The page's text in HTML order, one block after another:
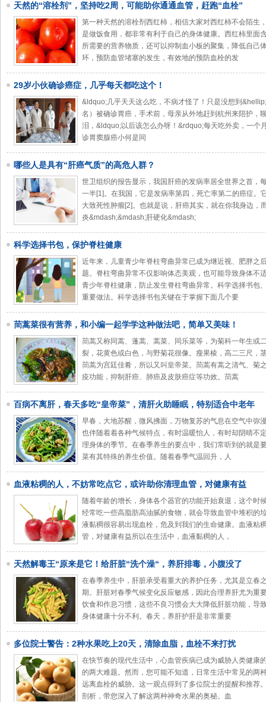
天然的“溶栓剂”，坚持吃2周，可能助你通通血管，赶跑“血栓”
第一种天然的溶栓剂西红柿，相信大家对西红柿不会陌生
是做饭食用，都非常有利于自己的身体健康。西红柿里面
所需要的营养物质，还可以抑制血小板的聚集，降低自己
环，预防血管堵塞的发生，有效地的预防血栓的发
29岁小伙确诊癌症，几乎每天都吃这个！
&ldquo;几乎天天这么吃，不病才怪了！只是没想到
名）被确诊胃癌，手术前，母亲从外地赶到杭州来陪护，
泪，&ldquo;以后该怎么办呀！&rdquo;每天吃外卖，一个
诊胃窦腺癌小何是同
哪些人是具有“肝癌气质”的高危人群？
世卫组织的报告显示，我国肝癌的发病率居全世界之首，
一半[1]。在我国，它是发病率第四，死亡率第二的癌症。
大致死性肿瘤[2]。也就是说，肝癌其实，就在你我身边，
炎&mdash;&mdash;肝硬化&mdash;
科学选择书包，保护脊柱健康
近年来，儿童青少年脊柱弯曲异常已成为继近视、肥胖之
题。脊柱弯曲异常不仅影响体态美观，也可能导致身体不
青少年脊柱健康，防止发生脊柱弯曲异常。科学选择书包
重要做法。科学选择书包关键在于掌握下面几个要
茼蒿菜很有营养，和小编一起学学这种做法吧，简单又美味！
茼蒿又称同蒿、蓬蒿、蒿菜、同乐菜等，为菊科一年生或
裂，花黄色或白色，与野菊花很像。瘦果棱，高二三尺，
茼蒿为宫廷佳肴，所以又叫皇帝菜。茼蒿有蒿之清气、菊
疫功能，抑制肝癌、肺癌及皮肤癌症等功效。茼蒿
百病不离肝，春天多吃“皇帝菜”，清肝火助睡眠，特别适合中老年
早春，大地苏醒，微风拂面，万物复苏的气息在空气中弥
也伴随着着各种气候特点，有时温暖怡人，有时却阴晴不
理身体的季节。在春季养生的要点中，我们常听到的就是
菜有其特殊的养生价值。随着春季气温回升，人
血液粘稠的人，不妨常吃点它，或许助你清理血管，对健康有益
随着年龄的增长，身体各个器官的功能开始衰退，这个时
经常吃一些高脂肪高油腻的食物，就会导致血管中堆积的
液黏稠很容易出现血栓，危及到我们的生命健康。血液粘
管，对健康有益所以在生活中，血液黏稠的人，
天然解毒王“原来是它！给肝脏“洗个澡“，养肝排毒，小腹没了
在春季养生中，肝脏承受着重大的养护任务，尤其是立春
期。肝脏对春季气候变化反应敏感，因此合理养肝尤为重
饮食和作息习惯，这些不良习惯会大大降低肝脏功能，导
身体健康十分不利。春天，养肝护肝是非常重要
多位院士警告：2种水果吃上20天，清除血脂，血栓不来打扰
在快节奏的现代生活中，心血管疾病已成为威胁人类健康
的两大难题。然而，您可能不知道，日常生活中常见的两
远离血栓的威胁。这一观点得到了多位院士的提醒和推荐
剖析，带您深入了解这两种神奇水果的奥秘。血